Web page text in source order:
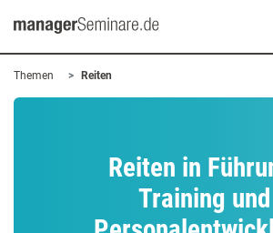
Themen Reiten
Reiten in
Training und